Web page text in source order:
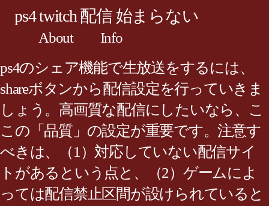
ps4 twitch 配信 始まらない
About
Info
ps4のシェア機能で生放送をするには、
shareボタンから配信設定を行っていきま
しょう。高画質な配信にしたいなら、こ
この「品質」の設定が重要です。注意す
べきは、（1）対応していない配信サイ
トがあるという点と、（2）ゲームによ
っては配信禁止区間が設けられていると